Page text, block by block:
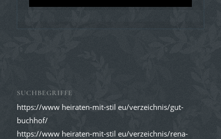
SUCHBEGRIFFE
https://www heiraten-mit-stil eu/verzeichnis/gut-
buchhof/
https://www heiraten-mit-stil eu/verzeichnis/rena-